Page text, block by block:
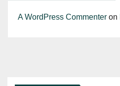
A WordPress Commenter on